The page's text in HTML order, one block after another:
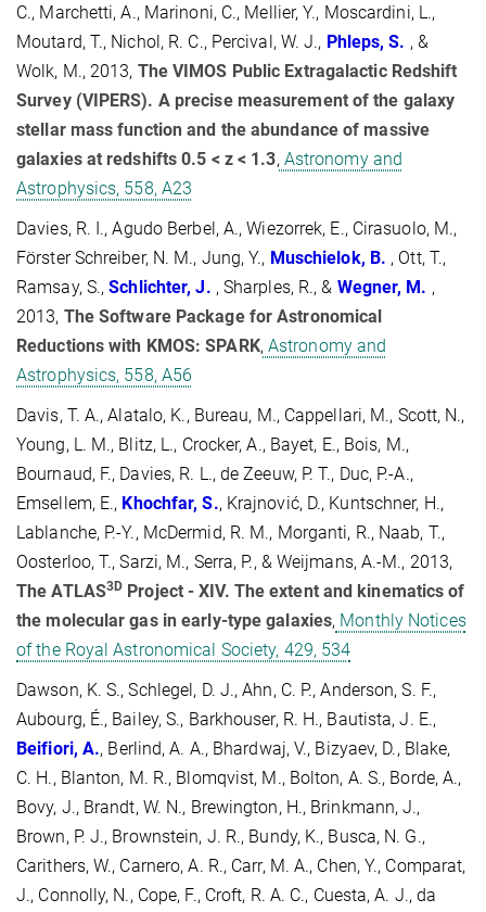
C., Marchetti, A., Marinoni, C., Mellier, Y., Moscardini, L.,
Moutard, T., Nichol, R. C., Percival, W. J., Phleps, S. , &
Wolk, M., 2013, The VIMOS Public Extragalactic Redshift
Survey (VIPERS). A precise measurement of the galaxy
stellar mass function and the abundance of massive
galaxies at redshifts 0.5 < z < 1.3,Astronomy and
Astrophysics, 558, A23
Davies, R. I., Agudo Berbel, A., Wiezorrek, E., Cirasuolo, M.,
Förster Schreiber, N. M., Jung, Y., Muschielok, B. , Ott, T.,
Ramsay, S.,Schlichter, J. , Sharples, R., & Wegner, M. ,
2013, The Software Package for Astronomical
Reductions with KMOS: SPARK,Astronomy and
Astrophysics, 558, A56
Davis, T. A., Alatalo, K., Bureau, M., Cappellari, M., Scott, N.,
Young, L. M., Blitz, L., Crocker, A., Bayet, E., Bois, M.,
Bournaud, F., Davies, R. L., de Zeeuw, P. T., Duc, P.-A.,
Emsellem, E., Khochfar, S., Krajnović, D., Kuntschner, H.,
Lablanche, P.-Y., McDermid, R. M., Morganti, R., Naab, T.,
Oosterloo, T., Sarzi, M., Serra, P., & Weijmans, A.-M., 2013,
The ATLAS3D Project - XIV. The extent and kinematics of
the molecular gas in early-type galaxies, Monthly Notices
of the Royal Astronomical Society, 429, 534
Dawson, K. S., Schlegel, D. J., Ahn, C. P., Anderson, S. F.,
Aubourg, É., Bailey, S., Barkhouser, R. H., Bautista, J. E.,
Beifiori, A., Berlind, A. A., Bhardwaj, V., Bizyaev, D., Blake,
C. H., Blanton, M. R., Blomqvist, M., Bolton, A. S., Borde, A.,
Bovy, J., Brandt, W. N., Brewington, H., Brinkmann, J.,
Brown, P. J., Brownstein, J. R., Bundy, K., Busca, N. G.,
Carithers, W., Carnero, A. R., Carr, M. A., Chen, Y., Comparat,
J., Connolly, N., Cope, F., Croft, R. A. C., Cuesta, A. J., da